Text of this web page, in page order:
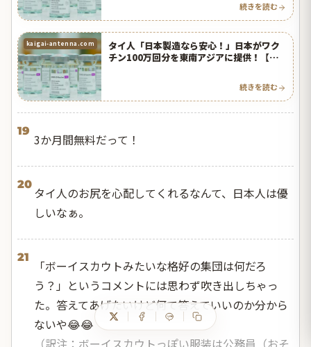
続きを読む
kaigai-antenna.com
タイ人「日本製造なら安心！」日本がワク
チン100万回分を東南アジアに提供！【タ
続きを読む
19
3か月間無料だって！
20
タイ人のお尻を心配してくれるなんて、日本人は優
しいなぁ。
21
「ボーイスカウトみたいな格好の集団は何だろ
う？」というコメントには思わず吹き出しちゃっ
た。答えてあげたいけど何て答えていいのか分から
ないや😂😂